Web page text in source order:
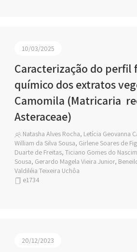
10/03/2025
Caracterização do perfil
químico dos extratos
Camomila (Matricaria
Asteraceae)
Natasha Alves Rocha, Letícia Geovanna
William da Silva Sousa, Girlene Soares de
Duarte de Freitas, Ticiano Gomes do
Sousa, Gerardo Magela Vieira Junior,
Valdiléia Teixeira Uchôa
e1734
20/12/2023